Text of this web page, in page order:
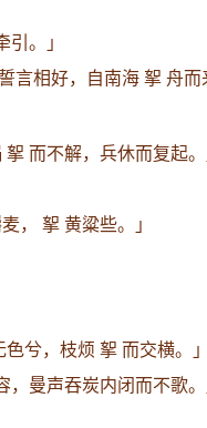
引。」
言相好，自南海 挐 舟而
挐 而不解，兵休而复起。
麦， 挐 黄粱些。」
色兮，枝烦 挐 而交横。」
，曼声吞炭内闭而不歌。